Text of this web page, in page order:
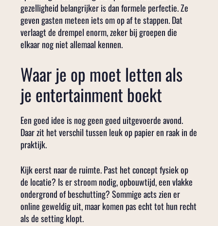
gezelligheid belangrijker is dan formele perfectie. Ze
geven gasten meteen iets om op af te stappen. Dat
verlaagt de drempel enorm, zeker bij groepen die
elkaar nog niet allemaal kennen.
Waar je op moet letten als
je entertainment boekt
Een goed idee is nog geen goed uitgevoerde avond.
Daar zit het verschil tussen leuk op papier en raak in de
praktijk.
Kijk eerst naar de ruimte. Past het concept fysiek op
de locatie? Is er stroom nodig, opbouwtijd, een vlakke
ondergrond of beschutting? Sommige acts zien er
online geweldig uit, maar komen pas echt tot hun recht
als de setting klopt.